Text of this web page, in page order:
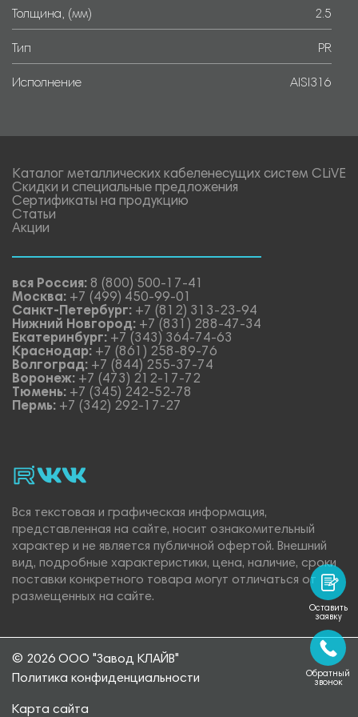
Толщина, (мм) 2.5
Тип PR
Исполнение AISI316
Каталог металлических кабеленесущих систем CLiVE
Скидки и специальные предложения
Сертификаты на продукцию
Статьи
Акции
вся Россия: 8 (800) 500-17-41
Москва: +7 (499) 450-99-01
Санкт-Петербург: +7 (812) 313-23-94
Нижний Новгород: +7 (831) 288-47-34
Екатеринбург: +7 (343) 364-74-63
Краснодар: +7 (861) 258-89-76
Волгоград: +7 (844) 255-37-74
Воронеж: +7 (473) 212-17-72
Тюмень: +7 (345) 242-52-78
Пермь: +7 (342) 292-17-27
rutubevk_video.
Vk.
Вся текстовая и графическая информация,
представленная на сайте, носит ознакомительный
характер и не является публичной офертой. Внешний
вид, подробные характеристики, цена, наличие, сроки
поставки конкретного товара могут отличаться от
размещенных на сайте.
© 2026 ООО "Завод КЛАЙВ"
Политика конфиденциальности
Карта сайта
Оставить
заявку
Обратный
звонок